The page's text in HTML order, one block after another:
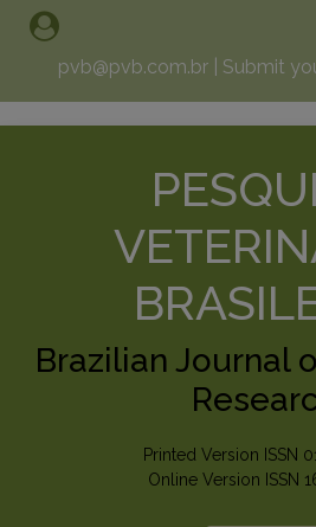
pvb@pvb.com.br Submit
Brazilian Journal
Printed Version ISSN
Online Version ISSN